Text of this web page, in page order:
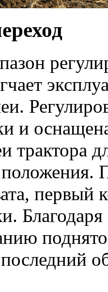
и
трактора
первый